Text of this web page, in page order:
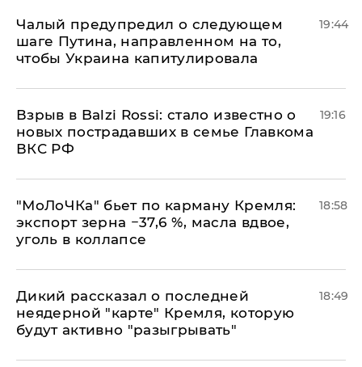
Чалый предупредил о следующем
шаге Путина, направленном на то,
чтобы Украина капитулировала
19:44
Взрыв в Balzi Rossi: стало известно о
новых пострадавших в семье Главкома
ВКС РФ
19:16
​"МоЛоЧКа" бьет по карману Кремля:
экспорт зерна −37,6 %, масла вдвое,
уголь в коллапсе
18:58
Дикий рассказал о последней
неядерной "карте" Кремля, которую
будут активно "разыгрывать"
18:49